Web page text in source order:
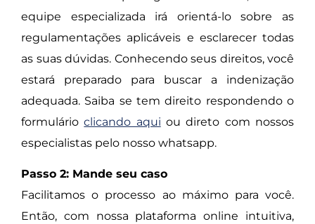
equipe especializada irá orientá-lo sobre as
regulamentações aplicáveis e esclarecer todas
as suas dúvidas. Conhecendo seus direitos, você
estará preparado para buscar a indenização
adequada. Saiba se tem direito respondendo o
formulárioclicando aqui ou direto com nossos
especialistas pelo nosso whatsapp.
Passo 2: Mande seu caso
Facilitamos o processo ao máximo para você.
Então, com nossa plataforma online intuitiva,